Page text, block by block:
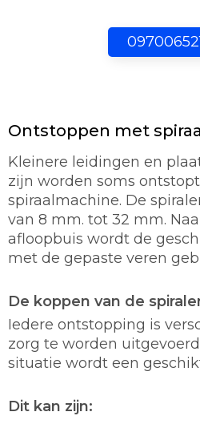
Ontstoppen met
Kleinere leidingen en
zijn worden soms
spiraalmachine. De
van 8 mm. tot 32 mm.
afloopbuis wordt de
met de gepaste veren
De koppen van de
Iedere ontstopping is
zorg te worden
situatie wordt een
Dit kan zijn: